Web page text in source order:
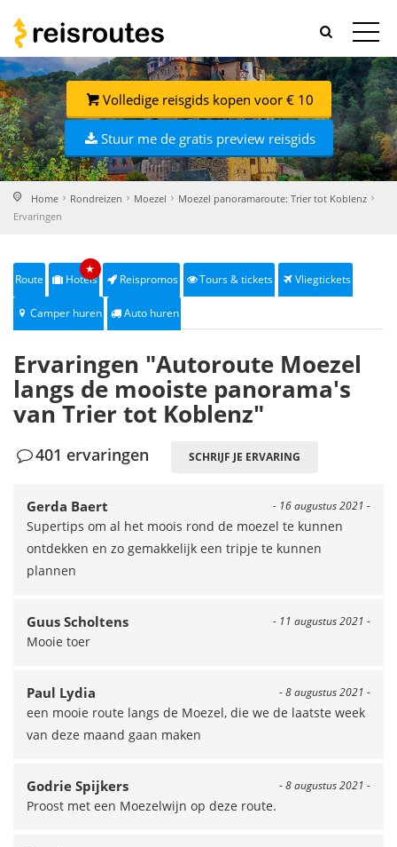
Volledige reisgids kopen voor € 10
Stuur me de gratis preview reisgids
Home Rondreizen Moezel
Moezel panoramaroute: Trier tot Koblenz
Ervaringen
Route Hotels
★
Reispromos Tours & tickets Vliegtickets
Camper huren Auto huren
Ervaringen "Autoroute Moezel
langs de mooiste panorama's
van Trier tot Koblenz"
401 ervaringen SCHRIJF JE ERVARING
- 16 augustus 2021 -
Gerda Baert
Supertips om al het moois rond de moezel te kunnen
ontdekken en zo gemakkelijk een tripje te kunnen
plannen
- 11 augustus 2021 -
Guus Scholtens
Mooie toer
- 8 augustus 2021 -
Paul Lydia
een mooie route langs de Moezel, die we de laatste week
van deze maand gaan maken
- 8 augustus 2021 -
Godrie Spijkers
Proost met een Moezelwijn op deze route.